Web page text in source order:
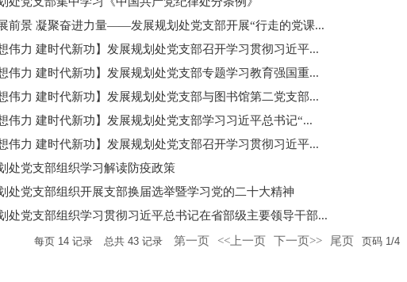
前景 凝聚奋进力量——发展规划处党支部开展“行走的党课...
伟力 建时代新功】发展规划处党支部召开学习贯彻习近平...
伟力 建时代新功】发展规划处党支部专题学习教育强国重...
伟力 建时代新功】发展规划处党支部与图书馆第二党支部...
伟力 建时代新功】发展规划处党支部学习习近平总书记“...
伟力 建时代新功】发展规划处党支部召开学习贯彻习近平...
处党支部组织学习解读防疫政策
处党支部组织开展支部换届选举暨学习党的二十大精神
处党支部组织学习贯彻习近平总书记在省部级主要领导干部...
每页 14 记录 总共 43 记录 第一页 <<上一页 下一页>> 尾页 页码 1/4